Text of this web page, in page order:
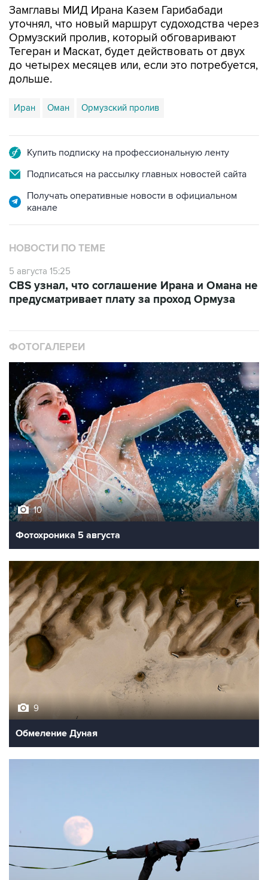
Замглавы МИД Ирана Казем Гарибабади
уточнял, что новый маршрут судоходства через
Ормузский пролив, который обговаривают
Тегеран и Маскат, будет действовать от двух
до четырех месяцев или, если это потребуется,
дольше.
Иран Оман Ормузский пролив
Купить подписку на профессиональную ленту
Подписаться на рассылку главных новостей сайта
Получать оперативные новости в официальном
канале
НОВОСТИ ПО ТЕМЕ
5 августа 15:25
CBS узнал, что соглашение Ирана и Омана не
предусматривает плату за проход Ормуза
ФОТОГАЛЕРЕИ
10
Фотохроника 5 августа
9
Обмеление Дуная